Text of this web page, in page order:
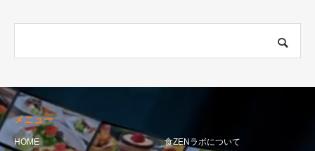
メニュー
HOME 食ZENラボについて